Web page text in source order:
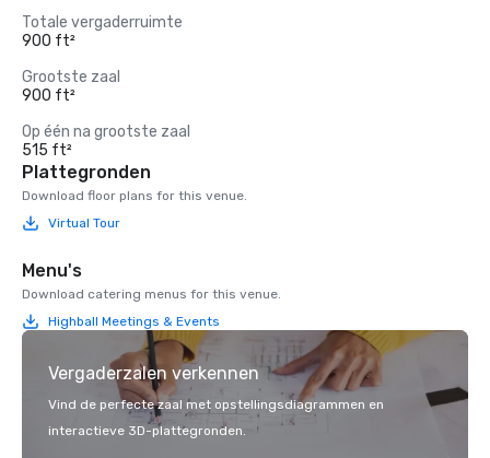
Totale vergaderruimte
900 ft²
Grootste zaal
900 ft²
Op één na grootste zaal
515 ft²
Plattegronden
Download floor plans for this venue.
Virtual Tour
Menu's
Download catering menus for this venue.
Highball Meetings & Events
Vergaderzalen verkennen
Vind de perfecte zaal met opstellingsdiagrammen en
interactieve 3D-plattegronden.